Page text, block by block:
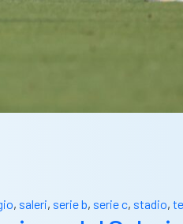
, saleri, serie b, serie c, stadio,